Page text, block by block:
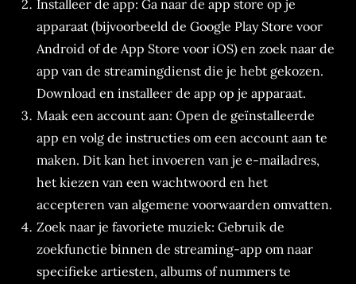
Installeer de app: Ga naar de app store op je
apparaat (bijvoorbeeld de Google Play Store voor
Android of de App Store voor iOS) en zoek naar de
app van de streamingdienst die je hebt gekozen.
Download en installeer de app op je apparaat.
Maak een account aan: Open de geïnstalleerde
app en volg de instructies om een account aan te
maken. Dit kan het invoeren van je e-mailadres,
het kiezen van een wachtwoord en het
accepteren van algemene voorwaarden omvatten.
Zoek naar je favoriete muziek: Gebruik de
zoekfunctie binnen de streaming-app om naar
specifieke artiesten, albums of nummers te